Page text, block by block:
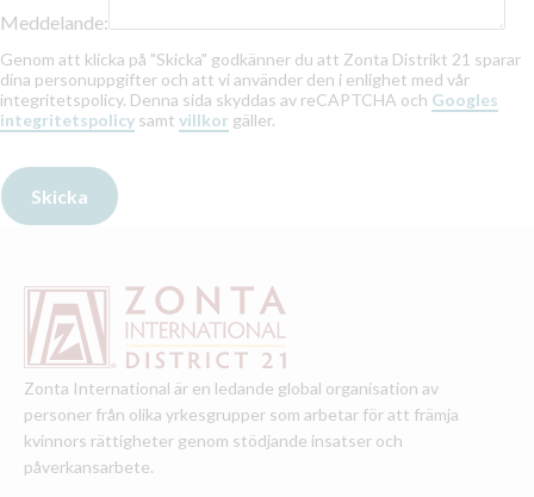
Meddelande:
Genom att klicka på "Skicka" godkänner du att Zonta Distrikt 21 sparar
dina personuppgifter och att vi använder den i enlighet med vår
integritetspolicy. Denna sida skyddas av reCAPTCHA och Googles
integritetspolicy samt villkor gäller.
Zonta International är en ledande global organisation av
personer från olika yrkesgrupper som arbetar för att främja
kvinnors rättigheter genom stödjande insatser och
påverkansarbete.